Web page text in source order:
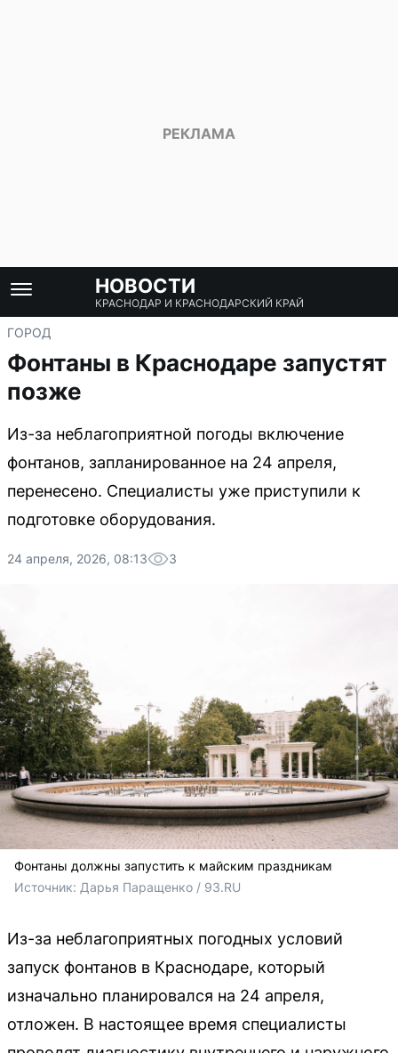
НОВОСТИ
КРАСНОДАР И КРАСНОДАРСКИЙ КРАЙ
ГОРОД
Фонтаны в Краснодаре запустят
позже
Из-за неблагоприятной погоды включение
фонтанов, запланированное на 24 апреля,
перенесено. Специалисты уже приступили к
подготовке оборудования.
24 апреля, 2026, 08:13 3
Фонтаны должны запустить к майским праздникам
Источник: Дарья Паращенко / 93.RU
Из-за неблагоприятных погодных условий
запуск фонтанов в Краснодаре, который
изначально планировался на 24 апреля,
отложен. В настоящее время специалисты